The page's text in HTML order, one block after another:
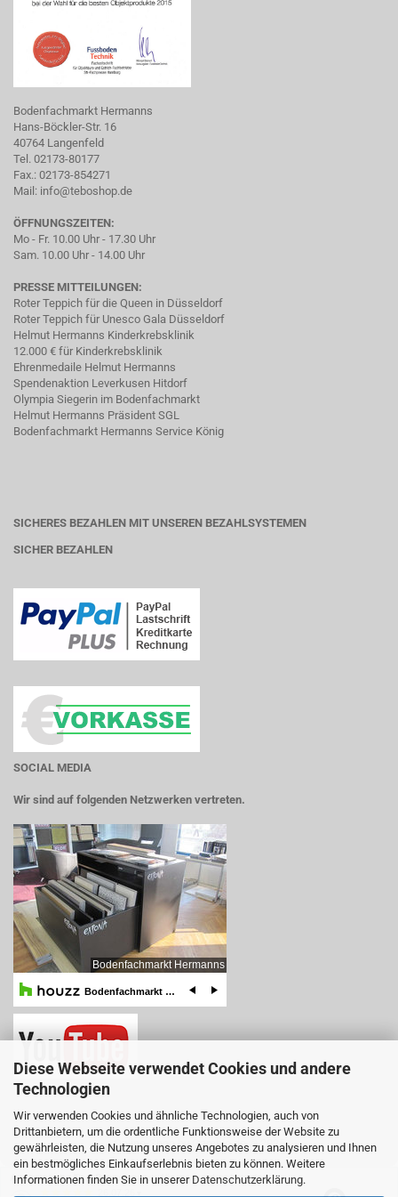
Diese Webseite verwendet Cookies und andere
Technologien
Wir verwenden Cookies und ähnliche Technologien, auch von
Drittanbietern, um die ordentliche Funktionsweise der Website zu
gewährleisten, die Nutzung unseres Angebotes zu analysieren und Ihnen
ein bestmögliches Einkaufserlebnis bieten zu können. Weitere
Informationen finden Sie in unserer Datenschutzerklärung.
Bodenfachmarkt Hermanns
Hans-Böckler-Str. 16
40764 Langenfeld
Tel. 02173-80177
Fax.: 02173-854271
Mail: info@teboshop.de
ÖFFNUNGSZEITEN:
Mo - Fr. 10.00 Uhr - 17.30 Uhr
Sam. 10.00 Uhr - 14.00 Uhr
PRESSE MITTEILUNGEN:
Roter Teppich für die Queen in Düsseldorf
Roter Teppich für Unesco Gala Düsseldorf
Helmut Hermanns Kinderkrebsklinik
12.000 € für Kinderkrebsklinik
Ehrenmedaile Helmut Hermanns
Spendenaktion Leverkusen Hitdorf
Olympia Siegerin im Bodenfachmarkt
Helmut Hermanns Präsident SGL
Bodenfachmarkt Hermanns Service König
SICHERES BEZAHLEN MIT UNSEREN BEZAHLSYSTEMEN
SICHER BEZAHLEN
SOCIAL MEDIA
Wir sind auf folgenden Netzwerken vertreten.
Online-Shopby Gambio.de © 2025
Ausgewählte Top-Bewertungen für www.teboshop.de